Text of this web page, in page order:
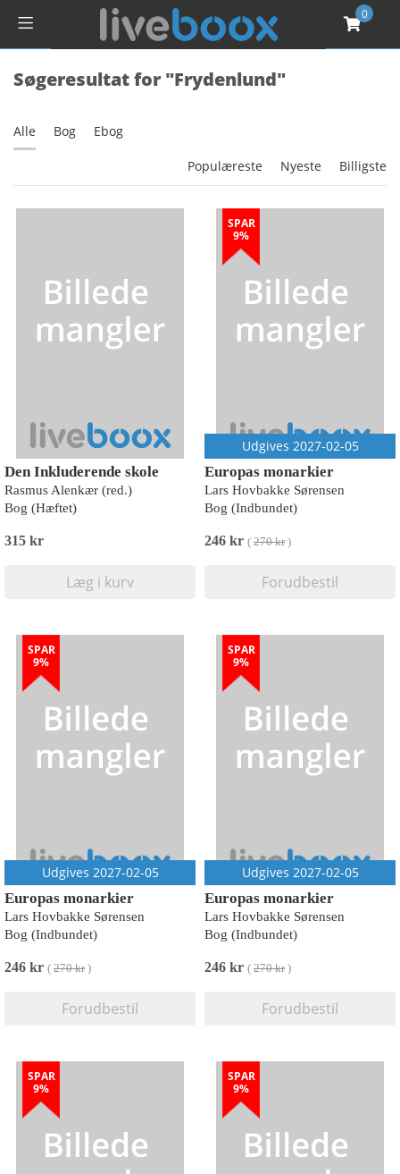
0
Søgeresultat for "Frydenlund"
Alle Bog Ebog
Populæreste Nyeste Billigste
Den Inkluderende skole
Rasmus Alenkær (red.)
Bog (Hæftet)
315 kr
Læg i kurv
SPAR
9%
Udgives 2027-02-05
Europas monarkier
Lars Hovbakke Sørensen
Bog (Indbundet)
246 kr ( 270 kr)
Forudbestil
SPAR
9%
Udgives 2027-02-05
Europas monarkier
Lars Hovbakke Sørensen
Bog (Indbundet)
246 kr ( 270 kr)
Forudbestil
SPAR
9%
Udgives 2027-02-05
Europas monarkier
Lars Hovbakke Sørensen
Bog (Indbundet)
246 kr ( 270 kr)
Forudbestil
SPAR
9%
SPAR
9%